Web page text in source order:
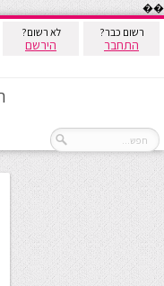
��
רשום כבר?
התחבר
לא רשום?
הירשם